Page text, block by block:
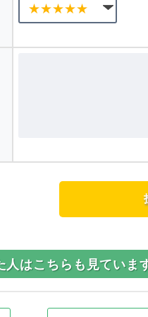
人はこちらも見ていま